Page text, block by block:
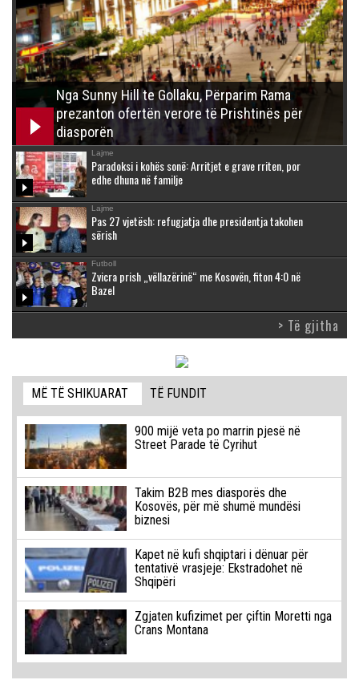
Nga Sunny Hill te Gollaku, Përparim Rama
prezanton ofertën verore të Prishtinës për
diasporën
Lajme
Paradoksi i kohës sonë: Arritjet e grave rriten, por
edhe dhuna në familje
Lajme
Pas 27 vjetësh: refugjatja dhe presidentja takohen
sërish
Futboll
Zvicra prish „vëllazërinë“ me Kosovën, fiton 4:0 në
Bazel
> Të gjitha
MË TË SHIKUARAT TË FUNDIT
900 mijë veta po marrin pjesë në
Street Parade të Cyrihut
Takim B2B mes diasporës dhe
Kosovës, për më shumë mundësi
biznesi
Kapet në kufi shqiptari i dënuar për
tentativë vrasjeje: Ekstradohet në
Shqipëri
Zgjaten kufizimet per çiftin Moretti nga
Crans Montana